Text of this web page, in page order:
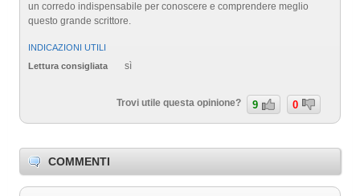
un corredo indispensabile per conoscere e comprendere meglio
questo grande scrittore.
INDICAZIONI UTILI
Lettura consigliata
sì
Trovi utile questa opinione? 9 0
COMMENTI